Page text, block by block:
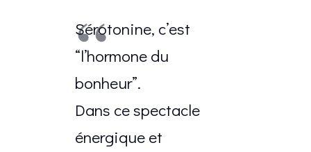
Sérotonine, c’est
“l’hormone du
bonheur”.
Dans ce spectacle
énergique et